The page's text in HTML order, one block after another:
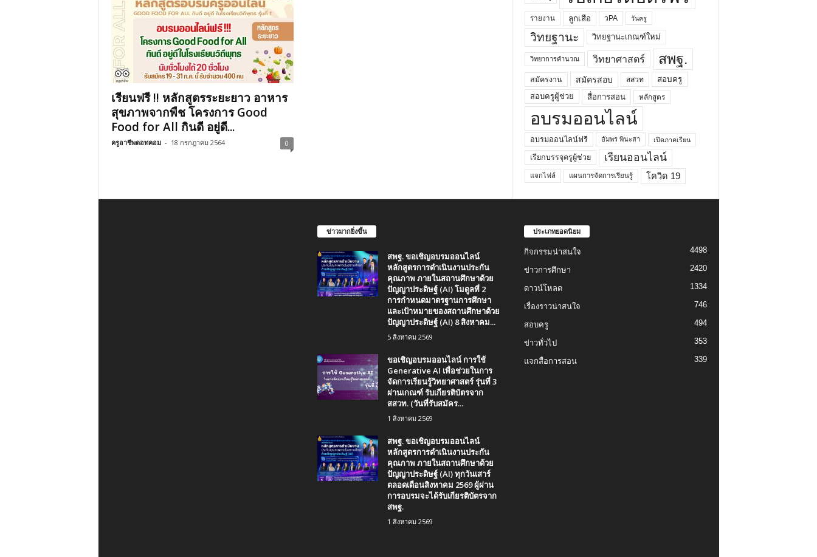
เรียนฟรี !! หลักสูตรระยะยาว อาหาร
สุขภาพจากพืช โครงการ Good
Food for All กินดี อยู่ดี...
ครูอาชีพดอทคอม - 18 กรกฎาคม 2564 0
รายงาน ลูกเสือ วPA วันครู
วิทยฐานะ วิทยฐานะเกณฑ์ใหม่
วิทยาการคำนวณ วิทยาศาสตร์ สพฐ.
สมัครงาน สมัครสอบ สสวท
สอบครู
สอบครูผู้ช่วย
สื่อการสอน หลักสูตร
อบรมออนไลน์
อบรมออนไลน์ฟรี อัมพร พินะสา เปิดภาคเรียน
เรียกบรรจุครูผู้ช่วย เรียนออนไลน์
แจกไฟล์ แผนการจัดการเรียนรู้ โควิด 19
ข่าวมากยิ่งขึ้น
สพฐ. ขอเชิญอบรมออนไลน์
หลักสูตรการดำเนินงานประกัน
คุณภาพ ภายในสถานศึกษาด้วย
ปัญญาประดิษฐ์ (AI) โมดูลที่ 2
การกำหนดมาตรฐานการศึกษา
และเป้าหมายของสถานศึกษาด้วย
ปัญญาประดิษฐ์ (AI) 8 สิงหาคม...
5 สิงหาคม 2569
ขอเชิญอบรมออนไลน์ การใช้
Generative AI เพื่อช่วยในการ
จัดการเรียนรู้วิทยาศาสตร์ รุ่นที่ 3
ผ่านเกณฑ์ รับเกียรติบัตรจาก
สสวท. (วันที่รับสมัคร...
1 สิงหาคม 2569
สพฐ. ขอเชิญอบรมออนไลน์
หลักสูตรการดำเนินงานประกัน
คุณภาพ ภายในสถานศึกษาด้วย
ปัญญาประดิษฐ์ (AI) ทุกวันเสาร์
ตลอดเดือนสิงหาคม 2569 ผู้ผ่าน
การอบรมจะได้รับเกียรติบัตรจาก
สพฐ.
1 สิงหาคม 2569
ประเภทยอดนิยม
กิจกรรมน่าสนใจ 4498
ข่าวการศึกษา 2420
ดาวน์โหลด 1334
เรื่องราวน่าสนใจ 746
สอบครู 494
ข่าวทั่วไป 353
แจกสื่อการสอน 339